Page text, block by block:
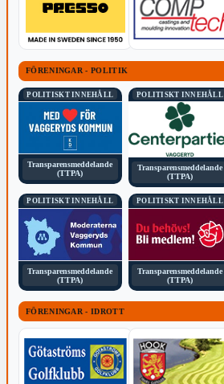
FÖRENINGAR - POLITIK
POLITISKT INNEHÅLL
Transparensmeddelande
(TTPA)
POLITISKT INNEHÅLL
Transparensmeddelande
(TTPA)
POLITISKT INNEHÅLL
Transparensmeddelande
(TTPA)
POLITISKT INNEHÅLL
Transparensmeddelande
(TTPA)
FÖRENINGAR - IDROTT